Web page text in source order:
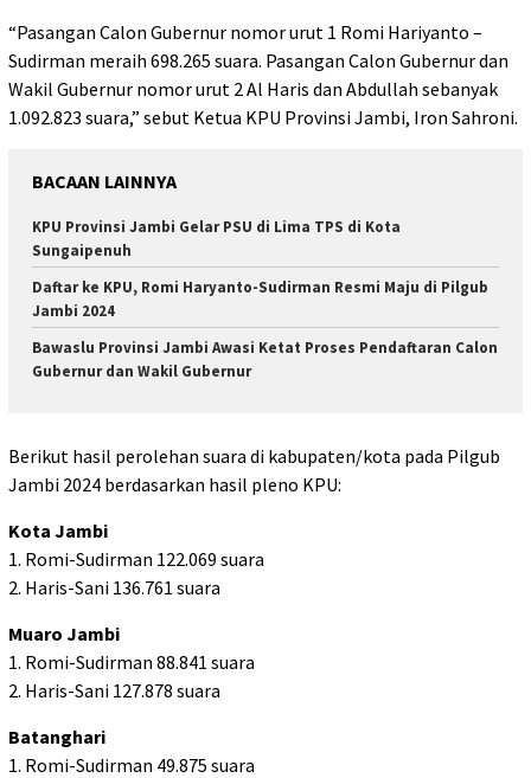
“Pasangan Calon Gubernur nomor urut 1 Romi Hariyanto –
Sudirman meraih 698.265 suara. Pasangan Calon Gubernur dan
Wakil Gubernur nomor urut 2 Al Haris dan Abdullah sebanyak
1.092.823 suara,” sebut Ketua KPU Provinsi Jambi, Iron Sahroni.
BACAAN LAINNYA
KPU Provinsi Jambi Gelar PSU di Lima TPS di Kota
Sungaipenuh
Daftar ke KPU, Romi Haryanto-Sudirman Resmi Maju di Pilgub
Jambi 2024
Bawaslu Provinsi Jambi Awasi Ketat Proses Pendaftaran Calon
Gubernur dan Wakil Gubernur
Berikut hasil perolehan suara di kabupaten/kota pada Pilgub
Jambi 2024 berdasarkan hasil pleno KPU:
Kota Jambi
1. Romi-Sudirman 122.069 suara
2. Haris-Sani 136.761 suara
Muaro Jambi
1. Romi-Sudirman 88.841 suara
2. Haris-Sani 127.878 suara
Batanghari
1. Romi-Sudirman 49.875 suara